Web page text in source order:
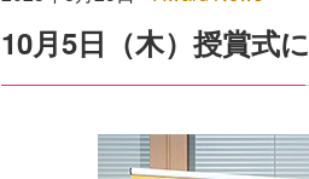
10月5日（木）授賞式